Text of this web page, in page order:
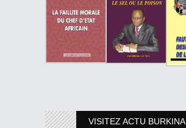
VISITEZ ACTU BURKINA